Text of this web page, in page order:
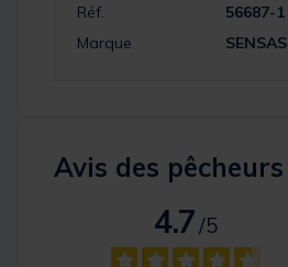
Réf.
56687-1
Marque
SENSAS
Avis des pêcheurs
4.7
/5